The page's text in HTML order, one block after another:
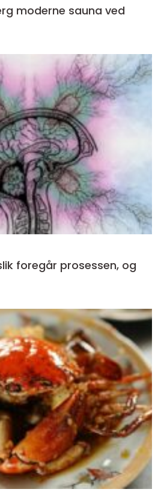
ved
foregår prosessen, og